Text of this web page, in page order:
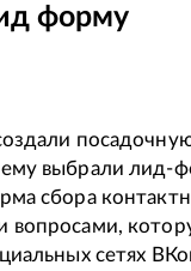
форму
выбрали лид-
сбора
вопросами,
сетях